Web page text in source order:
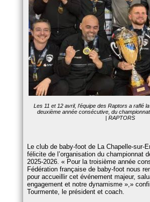
Les 11 et 12 avril, l’équipe des Raptors a raflé
deuxième année consécutive, du
| RAPTORS
Le club de baby-foot de La Chapelle-sur-
félicite de l’organisation du championnat
2025-2026.
Pour la troisième année
Fédération française de baby-foot nous
pour accueillir cet événement majeur,
engagement et notre dynamisme »,
Tourmente, le président et coach.